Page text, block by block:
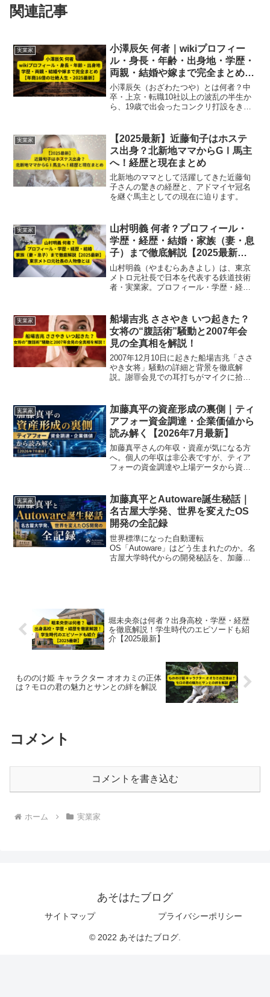
関連記事
実業家
小澤辰矢 何者｜wikiプロフィー
ル・身長・年齢・出身地・学歴・
両親・結婚や嫁まで完全まとめ
【年商16億の壮絶人生・2025最
新】
小澤辰矢（おざわたつや）とは何者？中
卒・上京・転職10社以上の波乱の半生か
ら、19歳で出会ったコンクリ打設をきっ
身長・年齢・学歴・両親・結婚や嫁、令
和の虎出演、噂の真相まで徹底解説
【2025最新】。
実業家
【2025最新】近藤旬子はホステ
ス出身？北新地ママからGⅠ馬主
へ！経歴と現在まとめ
北新地のママとして活躍してきた近藤旬
子さんの驚きの経歴と、アドマイヤ冠名
を継ぐ馬主としての現在に迫ります。
実業家
山村明義 何者？プロフィール・
学歴・経歴・結婚・家族（妻・息
子）まで徹底解説【2025最新】
｜東京メトロ元社長の人物像とは
山村明義（やまむらあきよし）は、東京
メトロ元社長で日本を代表する鉄道技術
者・実業家。プロフィール・学歴・経
実業家
船場吉兆 ささやき いつ起きた？
女将の“腹話術”騒動と2007年会
見の全真相を解説！
2007年12月10日に起きた船場吉兆「ささ
やき女将」騒動の詳細と背景を徹底解
説。謝罪会見での耳打ちがマイクに拾わ
までわかりやすく紹介します。
実業家
加藤真平の資産形成の裏側｜ティ
アフォー資金調達・企業価値から
読み解く【2026年7月最新】
加藤真平さんの年収・資産が気になる方
へ。個人の年収は非公表ですが、ティア
フォーの資金調達や上場データから資産
実業家
加藤真平とAutoware誕生秘話｜
名古屋大学発、世界を変えたOS
開発の全記録
世界標準になった自動運転
OS「Autoware」はどう生まれたのか。名
古屋大学時代からの開発秘話を、加藤真
堀未央奈は何者？出身高校・学歴・経歴
を徹底解説！学生時代のエピソードも紹
介【2025最新】
もののけ姫 キャラクター オオカミの正体
は？モロの君の魅力とサンとの絆を解説
コメント
コメントを書き込む
ホーム 実業家
あそはたブログ
サイトマップ プライバシーポリシー
© 2022 あそはたブログ.